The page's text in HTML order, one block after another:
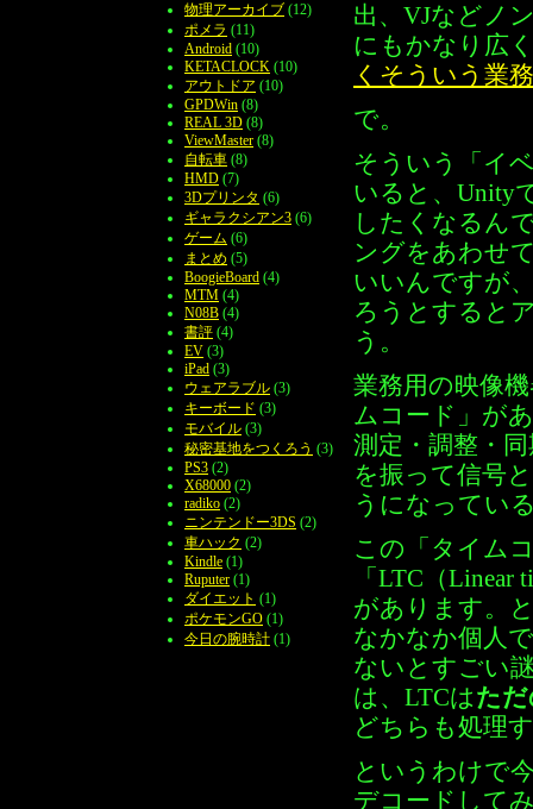
出、VJなどノ
にもかなり広
くそういう業
で。
そういう「イ
いると、Unity
したくなるん
ングをあわせ
いいんですが
ろうとすると
う。
業務用の映像
ムコード」が
測定・調整・
を振って信号
うになってい
この「タイム
「LTC（Linear
があります。
なかなか個人
ないとすごい
は、LTCはた
どちらも処理
というわけで
デコードして
物理アーカイブ (12)
ポメラ (11)
Android (10)
KETACLOCK (10)
アウトドア (10)
GPDWin (8)
REAL 3D (8)
ViewMaster (8)
自転車 (8)
HMD (7)
3Dプリンタ (6)
ギャラクシアン3 (6)
ゲーム (6)
まとめ (5)
BoogieBoard (4)
MTM (4)
N08B (4)
書評 (4)
EV (3)
iPad (3)
ウェアラブル (3)
キーボード (3)
モバイル (3)
秘密基地をつくろう (3)
PS3 (2)
X68000 (2)
radiko (2)
ニンテンドー3DS (2)
車ハック (2)
Kindle (1)
Ruputer (1)
ダイエット (1)
ポケモンGO (1)
今日の腕時計 (1)